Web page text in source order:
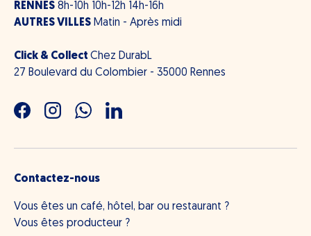
RENNES 8h-10h 10h-12h 14h-16h
AUTRES VILLES Matin - Après midi
Click & Collect Chez DurabL
27 Boulevard du Colombier - 35000 Rennes
FacebookInstagramWhatsAppLinkedIn
Contactez-nous
Vous êtes un café, hôtel, bar ou restaurant ?
Vous êtes producteur ?